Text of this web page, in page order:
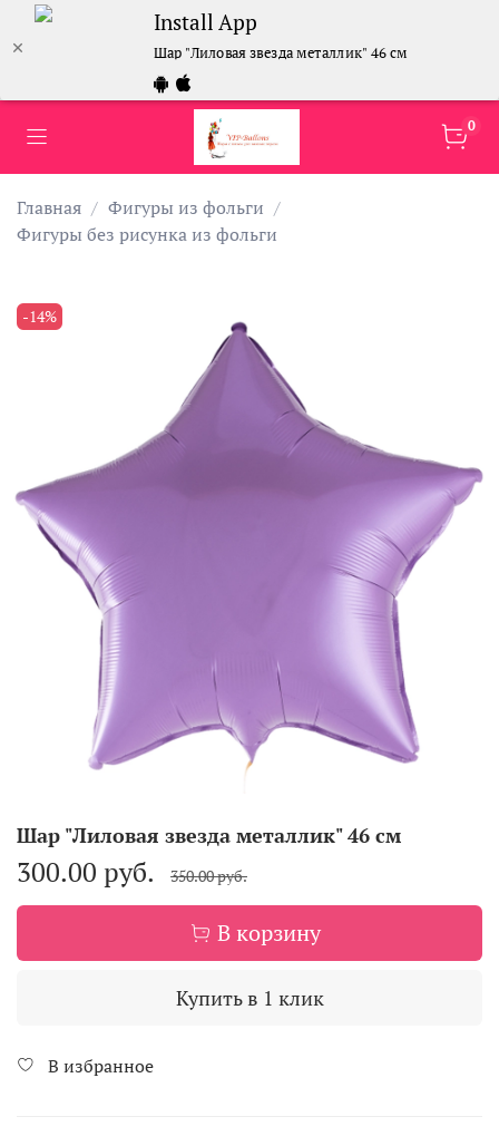
Install App
Шар "Лиловая звезда металлик" 46 см
0
Главная
Фигуры из фольги
Фигуры без рисунка из фольги
-14%
Шар "Лиловая звезда металлик" 46 см
300.00 руб. 350.00 руб.
В корзину
Купить в 1 клик
В избранное